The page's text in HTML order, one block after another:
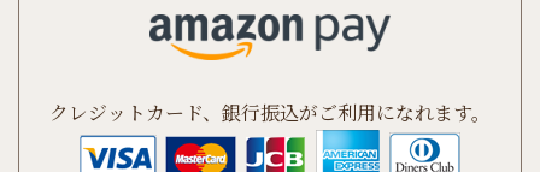
クレジットカード、銀行振込がご利用になれます。